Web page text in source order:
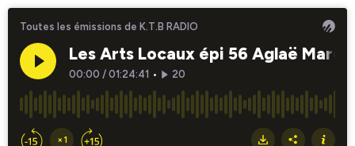
Toutes les émissions de K.T.B RADIO
Les Arts Locaux épi 56 Aglaë
00:00 / 01:24:41 • 20
×1